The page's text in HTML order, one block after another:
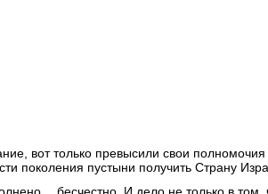
вот только превысили свои
поколения пустыни получить Страну